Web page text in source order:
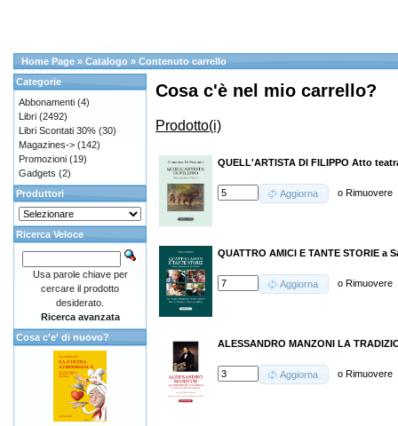
Home Page » Catalogo » Contenuto carrello
Cosa c'è nel mio carrello?
Prodotto(i)
QUELL'ARTISTA DI FILIPPO Atto
Aggiorna oRimuovere
QUATTRO AMICI E TANTE STORIE a
Aggiorna oRimuovere
ALESSANDRO MANZONI LA
Aggiorna oRimuovere
Categorie
Abbonamenti (4)
Libri (2492)
Libri Scontati 30% (30)
Magazines-> (142)
Promozioni (19)
Gadgets (2)
Produttori
Ricerca Veloce
Usa parole chiave per
cercare il prodotto
desiderato.
Ricerca avanzata
Cosa c'e' di nuovo?